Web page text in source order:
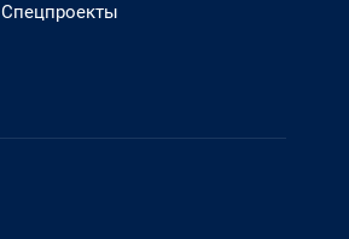
Спецпроекты